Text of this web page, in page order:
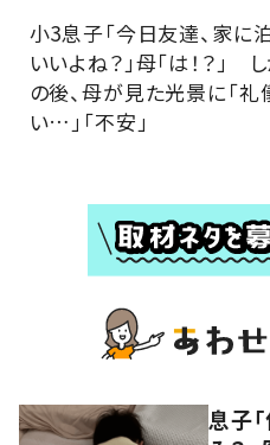
小3息子「今日友達、家に
いいよね？」母「は！？」
の後、母が見た光景に「礼
い…」「不安」
息子